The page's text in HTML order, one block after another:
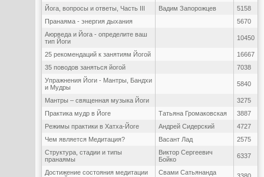
Йога, вопросы и ответы, Часть III
Вадим Запорожцев
5158
Пранаяма - энергия дыхания
5670
Аюрведа и Йога - определите ваш
тип Йоги
10450
25 рекомендаций к занятиям Йогой
16667
35 поводов заняться йогой
7038
Упражнения Йоги - Мантры, Бандхи
и Мудры
5840
Мантры – священная музыка Йоги
3275
Практика мудр в Йоге
Татьяна Громаковская
3887
Режимы практики в Хатха-Йоге
Андрей Сидерский
4727
Чем является Медитация?
Васант Лад
2575
Структура, стадии и типы
пранаямы
Виктор Сергеевич
Бойко
6337
Достижение состояния медитации
Свами Сатьянанда